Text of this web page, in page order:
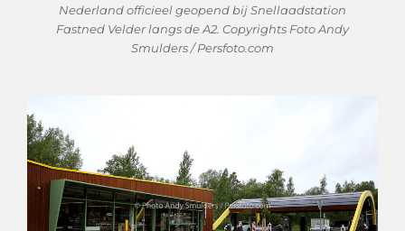
Nederland officieel geopend bij Snellaadstation
Fastned Velder langs de A2. Copyrights Foto Andy
Smulders / Persfoto.com